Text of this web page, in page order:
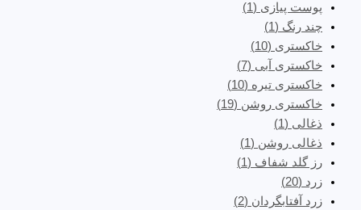
پوست پیازی (1)
چند رنگ (1)
خاکستری (10)
خاکستری آبی (7)
خاکستری تیره (10)
خاکستری روشن (19)
ذغالی (1)
ذغالی روشن (1)
رز گلد شفاف (1)
زرد (20)
زرد آفتابگردان (2)